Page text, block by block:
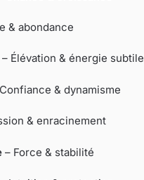
& abondance
– Élévation & énergie subtile
& dynamisme
& enracinement
– Force & stabilité